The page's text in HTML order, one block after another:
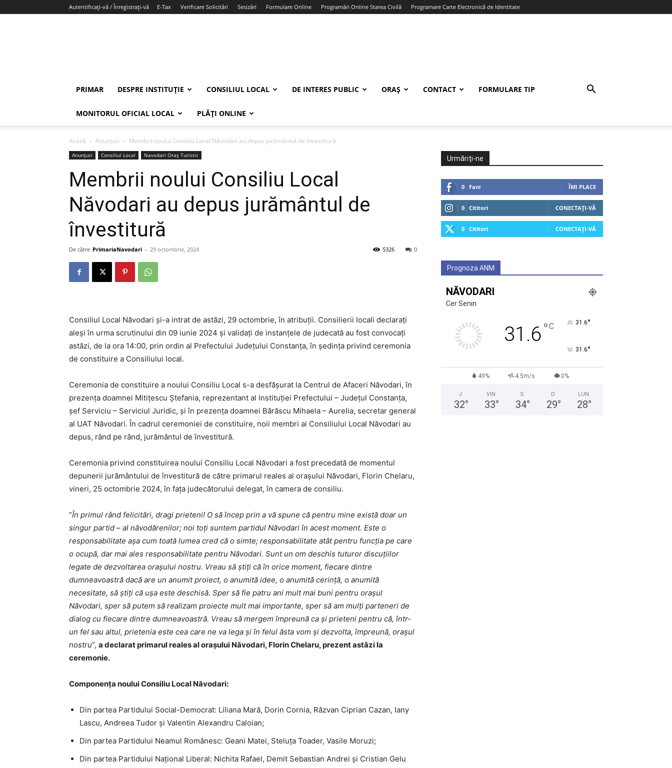
Autentificați-vă / Înregistrați-vă E-Tax Verificare Solicitări Sesizări Formulare Online Programări Online Starea Civilă Programare Carte Electronică de Identitate
PRIMAR DESPRE INSTITUȚIE CONSILIUL LOCAL DE INTERES PUBLIC ORAȘ CONTACT FORMULARE TIP
MONITORUL OFICIAL LOCAL PLĂȚI ONLINE
Acasă Anunțuri Membrii noului Consiliu Local Năvodari au depus jurământul de învestitură
Anunțuri Consiliul Local Navodari Oraș Turistic
Membrii noului Consiliu Local
Năvodari au depus jurământul de
învestitură
De către PrimariaNavodari - 29 octombrie, 2024 0
5326
Consiliul Local Năvodari și-a intrat de astăzi, 29 octombrie, în atribuții. Consilierii locali declarați
aleși în urma scrutinului din 09 iunie 2024 și validați de instanțele de judecată au fost convocați
astăzi, de la ora 14:00, prin ordin al Prefectului Județului Constanța, în ședința privind ceremonia
de constituire a Consiliului local.
Ceremonia de constituire a noului Consiliu Local s-a desfășurat la Centrul de Afaceri Năvodari, în
prezența doamnei Mitițescu Ștefania, reprezentant al Instituției Prefectului – Județul Constanța,
șef Serviciu – Serviciul Juridic, și în prezența doamnei Bărăscu Mihaela – Aurelia, secretar general
al UAT Năvodari. În cadrul ceremoniei de constituire, noii membri ai Consiliului Local Năvodari au
depus, rând pe rând, jurământul de învestitură.
Ceremonia privind constituirea noului Consiliu Local Năvodari a fost precedată de momentul
depunerii jurământului de învestitură de către primarul reales al orașului Năvodari, Florin Chelaru,
vineri, 25 octombrie 2024, în fața judecătorului delegat, în camera de consiliu.
”În primul rând felicitări, dragi prieteni! O să încep prin a vă spune că pentru mine există doar un
singur partid – al năvodărenilor; noi toți suntem partidul Năvodari în acest moment. Este o
responsabilitate așa cum toată lumea cred că o simte; responsabilitate atât pentru funcția pe care
o ocupă, dar mai ales responsabilitate pentru Năvodari. Sunt un om deschis tuturor discuțiilor
legate de dezvoltarea orașului nostru. Vreau să știți că în orice moment, fiecare dintre
dumneavoastră dacă are un anumit proiect, o anumită idee, o anumită cerință, o anumită
necesitate, să știți că ușa este deschisă. Sper să fie patru ani mult mai buni pentru orașul
Năvodari, sper să putem să realizam proiecte mult mai importante, sper să am mulți parteneri de
dialog cu fiecare dintre dumneavoastră. Vreau să mergem împreună ca și prieteni pentru că, într-
un fel sau altul, prietenia este cea care ne va lega și în felul ăsta vom și dezvolta, împreună, orașul
nostru”, a declarat primarul reales al orașului Năvodari, Florin Chelaru, prezent astăzi la
ceremonie.
Componența noului Consiliu Local Năvodari:
Din partea Partidului Social-Democrat: Liliana Mară, Dorin Cornia, Răzvan Ciprian Cazan, Iany
Lascu, Andreea Tudor și Valentin Alexandru Caloian;
Din partea Partidului Neamul Românesc: Geani Matei, Steluța Toader, Vasile Moruzi;
Din partea Partidului Național Liberal: Nichita Rafael, Demit Sebastian Andrei și Cristian Gelu
Urmăriți-ne
0 Fani ÎMI PLACE
0 Cititori CONECTAȚI-VĂ
0 Cititori CONECTAȚI-VĂ
Prognoza ANM
NĂVODARI
Cer Senin
31.6°C 31.6°
31.6°
49% 4.5m/s 0%
J
32°
VIN
33°
S
34°
D
29°
LUN
28°